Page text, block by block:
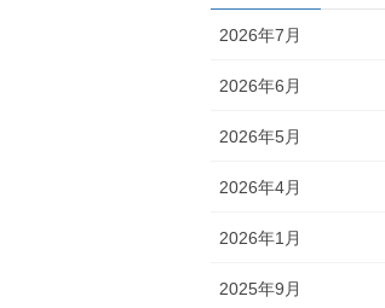
2026年7月
2026年6月
2026年5月
2026年4月
2026年1月
2025年9月